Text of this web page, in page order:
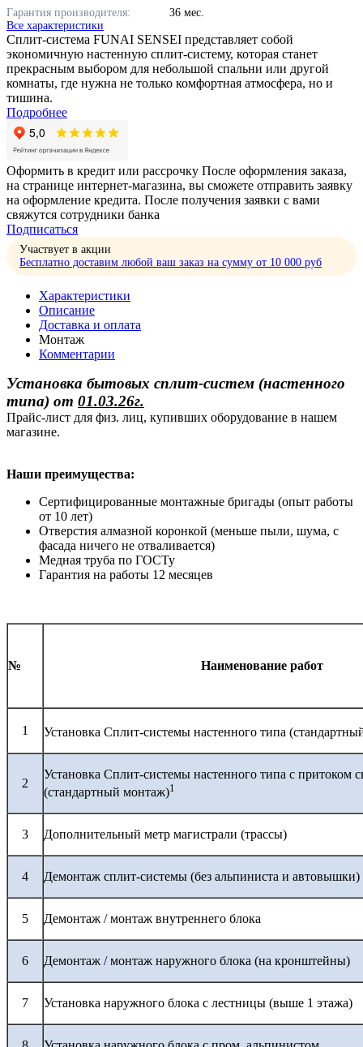
Гарантия производителя:
36 мес.
Все характеристики
Сплит-система FUNAI SENSEI представляет собой
экономичную настенную сплит-систему, которая станет
прекрасным выбором для небольшой спальни или другой
комнаты, где нужна не только комфортная атмосфера, но и
тишина.
Подробнее
Оформить в кредит или рассрочку После оформления заказа,
на странице интернет-магазина, вы сможете отправить заявку
на оформление кредита. После получения заявки с вами
свяжутся сотрудники банка
Подписаться
Участвует в акции
Бесплатно доставим любой ваш заказ на сумму от 10 000 руб
Характеристики
Описание
Доставка и оплата
Монтаж
Комментарии
Установка бытовых сплит-систем (настенного
типа) от 01.03.26г.
Прайс-лист для физ. лиц, купивших оборудование в нашем
магазине.
Наши преимущества:
Сертифицированные монтажные бригады (опыт работы
от 10 лет)
Отверстия алмазной коронкой (меньше пыли, шума, с
фасада ничего не отваливается)
Медная труба по ГОСТу
Гарантия на работы 12 месяцев
№ Наименование работ
1 Установка Сплит-системы настенного типа
2
Установка Сплит-системы настенного типа с притоком
(стандартный монтаж)1
3 Дополнительный метр магистрали (трассы)
4 Демонтаж сплит-системы (без альпиниста и автовышки)
5 Демонтаж / монтаж внутреннего блока
6 Демонтаж / монтаж наружного блока (на кронштейны)
7 Установка наружного блока с лестницы (выше 1 этажа)